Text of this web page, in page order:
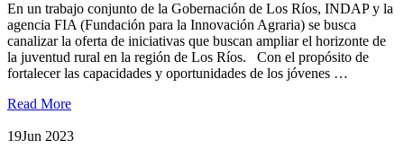
En un trabajo conjunto de la Gobernación de Los Ríos, INDAP y la
agencia FIA (Fundación para la Innovación Agraria) se busca
canalizar la oferta de iniciativas que buscan ampliar el horizonte de
la juventud rural en la región de Los Ríos. Con el propósito de
fortalecer las capacidades y oportunidades de los jóvenes …
Read More
19Jun 2023